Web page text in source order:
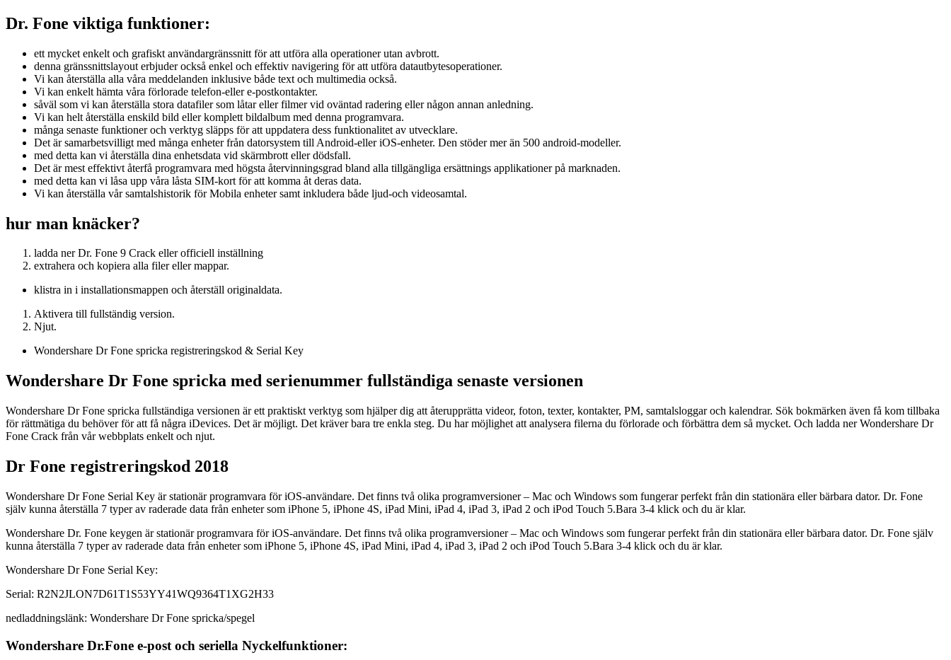
Dr. Fone viktiga funktioner:
ett mycket enkelt och grafiskt användargränssnitt för att utföra alla operationer utan avbrott.
denna gränssnittslayout erbjuder också enkel och effektiv navigering för att utföra datautbytesoperationer.
Vi kan återställa alla våra meddelanden inklusive både text och multimedia också.
Vi kan enkelt hämta våra förlorade telefon-eller e-postkontakter.
såväl som vi kan återställa stora datafiler som låtar eller filmer vid oväntad radering eller någon annan anledning.
Vi kan helt återställa enskild bild eller komplett bildalbum med denna programvara.
många senaste funktioner och verktyg släpps för att uppdatera dess funktionalitet av utvecklare.
Det är samarbetsvilligt med många enheter från datorsystem till Android-eller iOS-enheter. Den stöder mer än 500 android-modeller.
med detta kan vi återställa dina enhetsdata vid skärmbrott eller dödsfall.
Det är mest effektivt återfå programvara med högsta återvinningsgrad bland alla tillgängliga ersättnings applikationer på marknaden.
med detta kan vi låsa upp våra låsta SIM-kort för att komma åt deras data.
Vi kan återställa vår samtalshistorik för Mobila enheter samt inkludera både ljud-och videosamtal.
hur man knäcker?
ladda ner Dr. Fone 9 Crack eller officiell inställning
extrahera och kopiera alla filer eller mappar.
klistra in i installationsmappen och återställ originaldata.
Aktivera till fullständig version.
Njut.
Wondershare Dr Fone spricka registreringskod & Serial Key
Wondershare Dr Fone spricka med serienummer fullständiga senaste versionen
Wondershare Dr Fone spricka fullständiga versionen är ett praktiskt verktyg som hjälper dig att återupprätta videor, foton, texter, kontakter, PM, samtalsloggar och kalendrar. Sök bokmärken även få kom tillbaka
för rättmätiga du behöver för att få några iDevices. Det är möjligt. Det kräver bara tre enkla steg. Du har möjlighet att analysera filerna du förlorade och förbättra dem så mycket. Och ladda ner Wondershare Dr
Fone Crack från vår webbplats enkelt och njut.
Dr Fone registreringskod 2018
Wondershare Dr Fone Serial Key är stationär programvara för iOS-användare. Det finns två olika programversioner – Mac och Windows som fungerar perfekt från din stationära eller bärbara dator. Dr. Fone
själv kunna återställa 7 typer av raderade data från enheter som iPhone 5, iPhone 4S, iPad Mini, iPad 4, iPad 3, iPad 2 och iPod Touch 5.Bara 3-4 klick och du är klar.
Wondershare Dr. Fone keygen är stationär programvara för iOS-användare. Det finns två olika programversioner – Mac och Windows som fungerar perfekt från din stationära eller bärbara dator. Dr. Fone själv
kunna återställa 7 typer av raderade data från enheter som iPhone 5, iPhone 4S, iPad Mini, iPad 4, iPad 3, iPad 2 och iPod Touch 5.Bara 3-4 klick och du är klar.
Wondershare Dr Fone Serial Key:
Serial: R2N2JLON7D61T1S53YY41WQ9364T1XG2H33
nedladdningslänk: Wondershare Dr Fone spricka/spegel
Wondershare Dr.Fone e-post och seriella Nyckelfunktioner: